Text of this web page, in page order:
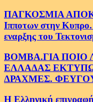
ΠΑΓΚΟΣΜΙΑ
Ιπποτων στην
εναρξης του
ΒΟΜΒΑ.ΓΙΑ ΠΟΙΟ
ΕΛΛΑΔΑΣ
ΔΡΑΧΜΕΣ.
Η Ελληνική